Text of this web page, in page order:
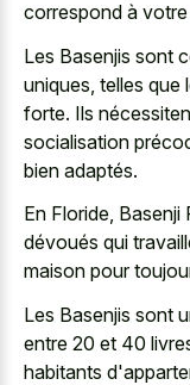
correspond à
Les Basenjis sont
uniques, telles que
forte. Ils
socialisation
bien adaptés.
En Floride,
dévoués qui
maison pour
Les Basenjis sont
entre 20 et 40
habitants